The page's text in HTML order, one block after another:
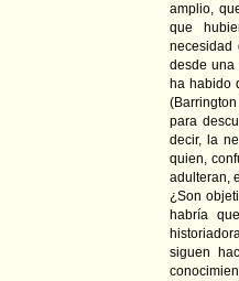
amplio,
que
necesidad
desde una
ha habido
para
decir, la
quien,
adulteran,
¿Son
habría
siguen